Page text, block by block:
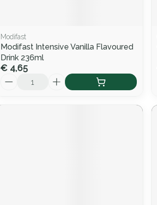
Modifast
Modifast Intensive Vanilla Flavoured
Drink 236ml
€ 4,65